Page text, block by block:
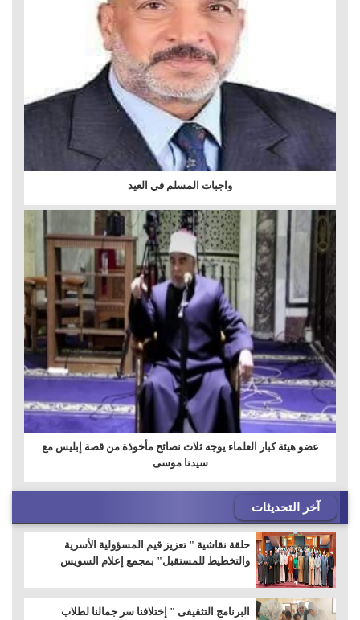
واجبات المسلم في العيد
عضو هيئة كبار العلماء يوجه ثلاث نصائح مأخوذة من قصة إبليس مع
سيدنا ‏موسى
آخر التحديثات
حلقة نقاشية " تعزيز قيم المسؤولية الأسرية
والتخطيط للمستقبل" بمجمع إعلام السويس
البرنامج التثقيفى " إختلافنا سر جمالنا لطلاب